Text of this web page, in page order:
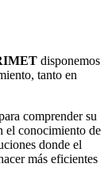
disponemos
tanto en
comprender su
el conocimiento de
donde el
más eficientes